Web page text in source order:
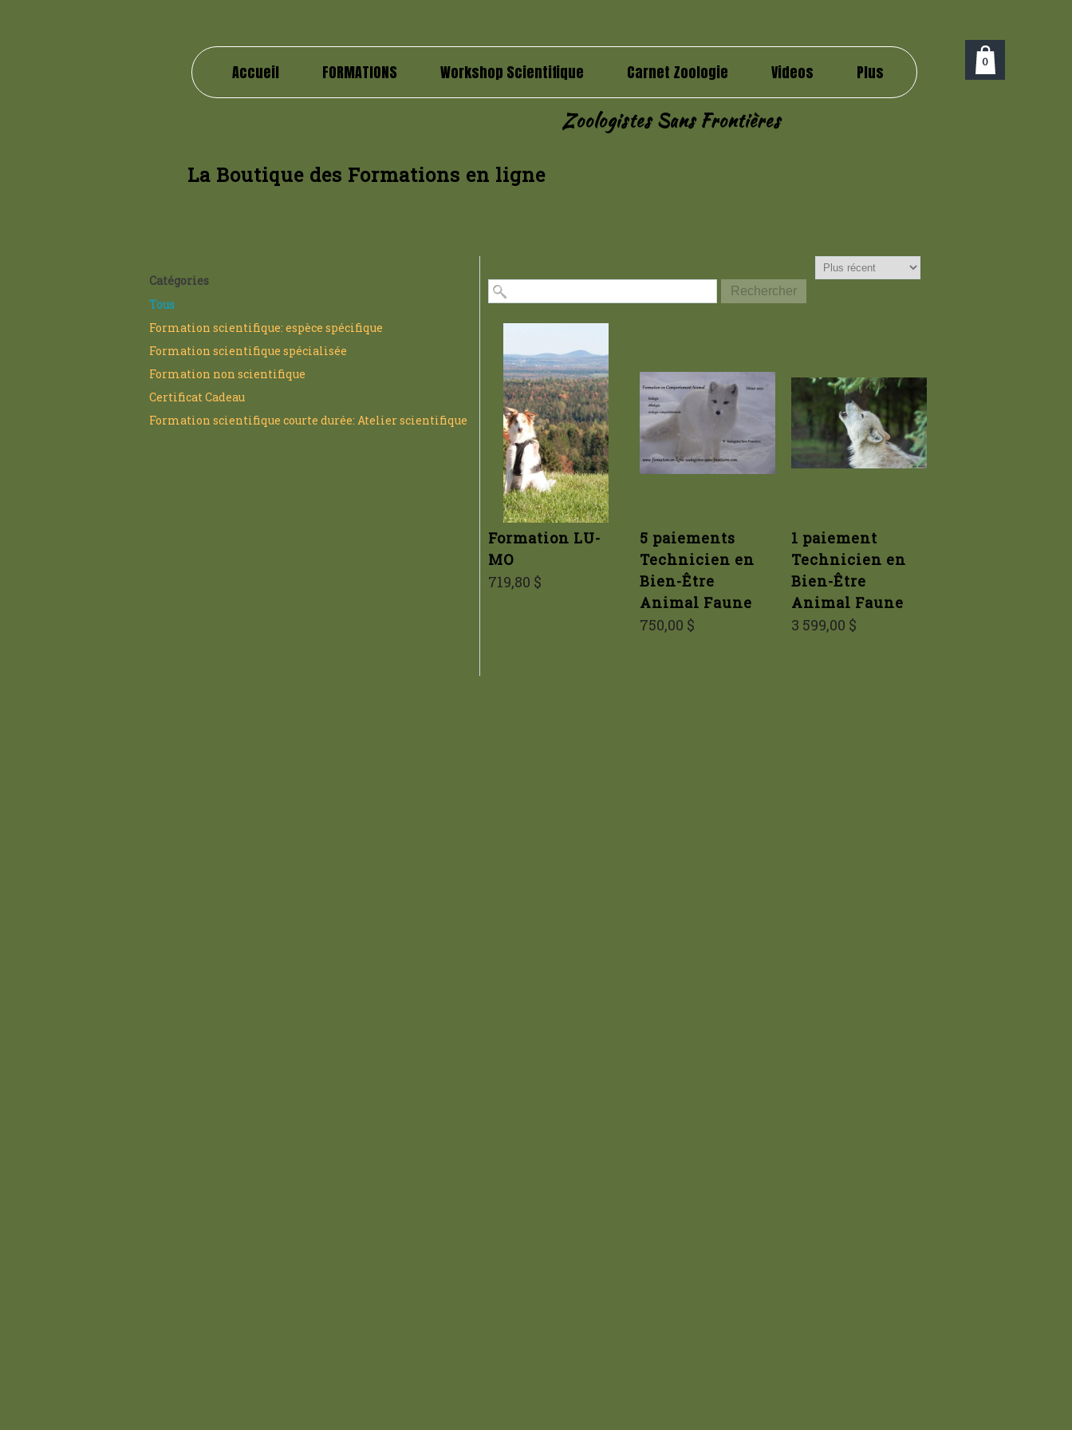
La Boutique des Formations en ligne
Zoologistes Sans Frontières
Accueil FORMATIONS Workshop Scientifique Carnet Zoologie Videos Plus
Catégories
Tous
Formation scientifique: espèce spécifique
Formation scientifique spécialisée
Formation non scientifique
Certificat Cadeau
Formation scientifique courte durée: Atelier scientifique
Rechercher
Formation LU-
MO
719,80 $
5 paiements
Technicien en
Bien-Être
Animal Faune
750,00 $
1 paiement
Technicien en
Bien-Être
Animal Faune
3 599,00 $
0